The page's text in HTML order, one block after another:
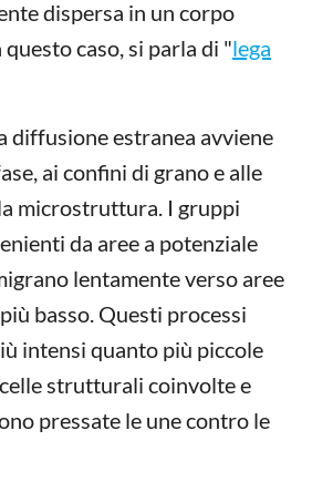
dispersa in un corpo
caso, si parla di "lega
diffusione estranea avviene
ai confini di grano e alle
microstruttura. I gruppi
da aree a potenziale
lentamente verso aree
basso. Questi processi
intensi quanto più piccole
strutturali coinvolte e
pressate le une contro le